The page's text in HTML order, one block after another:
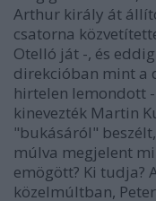
Arthur király át
csatorna
Otelló ját -, és
direkcióban mint a
hirtelen lemondott
kinevezték Martin
"bukásáról"
múlva megjelent
emögött? Ki tudja?
közelmúltban,